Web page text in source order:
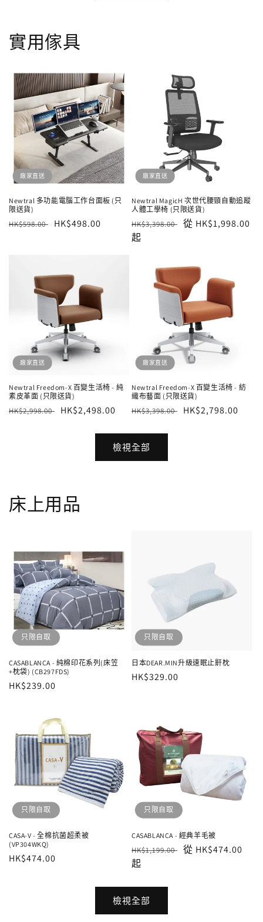
實用傢具
廠家直送
Newtral 多功能電腦工作台面板 (只
限送貨)
定
HK$598.00
售
HK$498.00
廠家直送
Newtral MagicH 次世代腰頸自動追蹤
人體工學椅 (只限送貨)
定
價
HK$3,398.00 售
從 HK$1,998.00
起
廠家直送
Newtral Freedom-X 百變生活椅 - 純
素皮革面 (只限送貨)
定
HK$2,998.00
售
HK$2,498.00
廠家直送
Newtral Freedom-X 百變生活椅 - 紡
織布藝面 (只限送貨)
定
HK$3,398.00
售
HK$2,798.00
檢視全部
床上用品
只限自取
CASABLANCA - 純棉印花系列(床笠
+枕袋) (CB297FDS)
售
HK$239.00
只限自取
日本DEAR.MIN升級速眠止鼾枕
定
HK$329.00
只限自取
CASA-V - 全棉抗菌超柔被
(VP304WKQ)
售
HK$474.00
只限自取
CASABLANCA - 經典羊毛被
定
價
HK$1,199.00 售
從 HK$474.00
起
檢視全部